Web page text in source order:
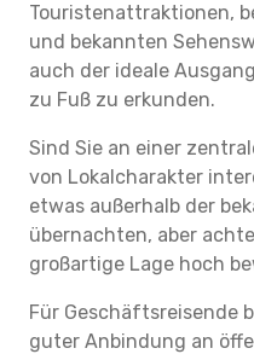
Touristenattraktionen,
und bekannten
auch der ideale
zu Fuß zu erkunden.
Sind Sie an einer
von Lokalcharakter
etwas außerhalb der
übernachten, aber
großartige Lage hoch
Für Geschäftsreisende
guter Anbindung an